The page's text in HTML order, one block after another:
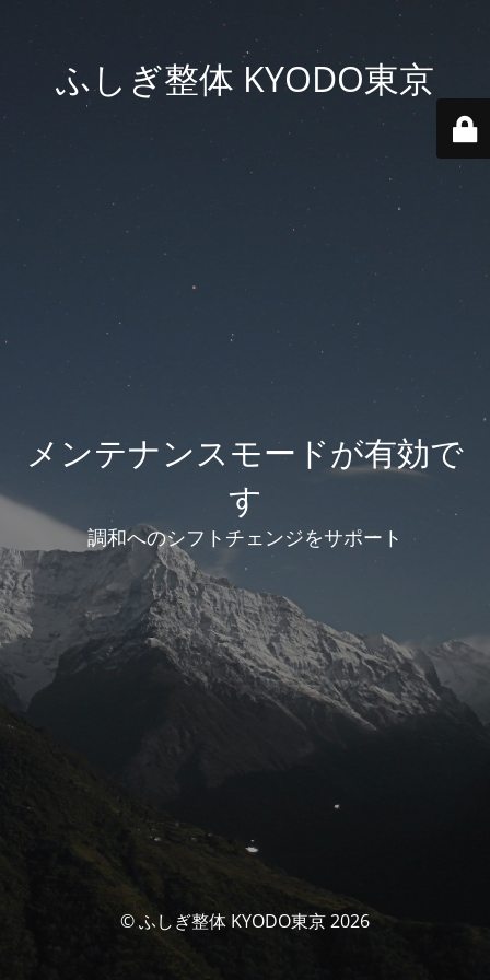
ふしぎ整体 KYODO東京
メンテナンスモードが有効で
す
調和へのシフトチェンジをサポート
© ふしぎ整体 KYODO東京 2026